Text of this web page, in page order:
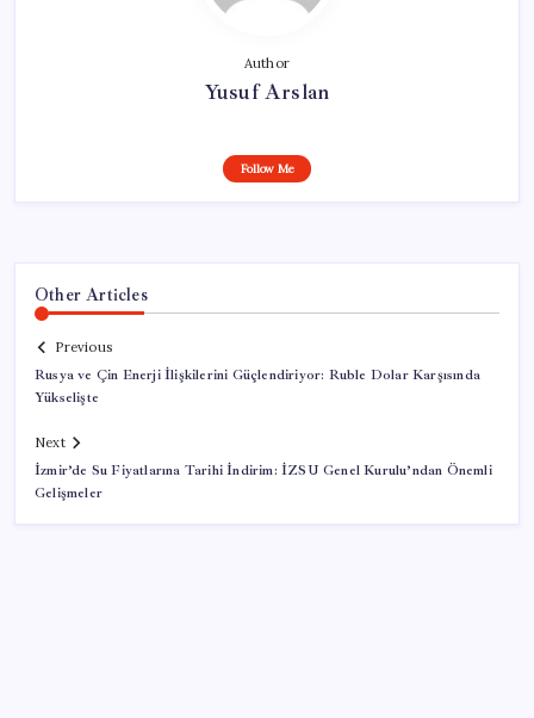
Author
Yusuf Arslan
Follow Me
Other Articles
Previous
Rusya ve Çin Enerji İlişkilerini Güçlendiriyor: Ruble Dolar Karşısında
Yükselişte
Next
İzmir’de Su Fiyatlarına Tarihi İndirim: İZSU Genel Kurulu’ndan Önemli
Gelişmeler